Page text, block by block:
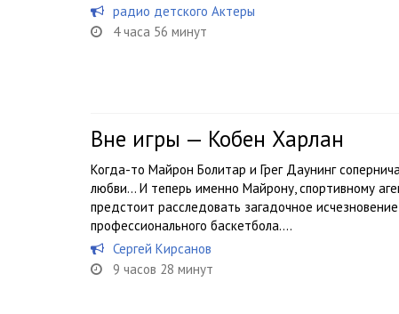
радио детского Актеры
4 часа 56 минут
Вне игры — Кобен Харлан
Когда-то Майрон Болитар и Грег Даунинг
любви… И теперь именно Майрону, спортивному
предстоит расследовать загадочное
профессионального баскетбола....
Сергей Кирсанов
9 часов 28 минут